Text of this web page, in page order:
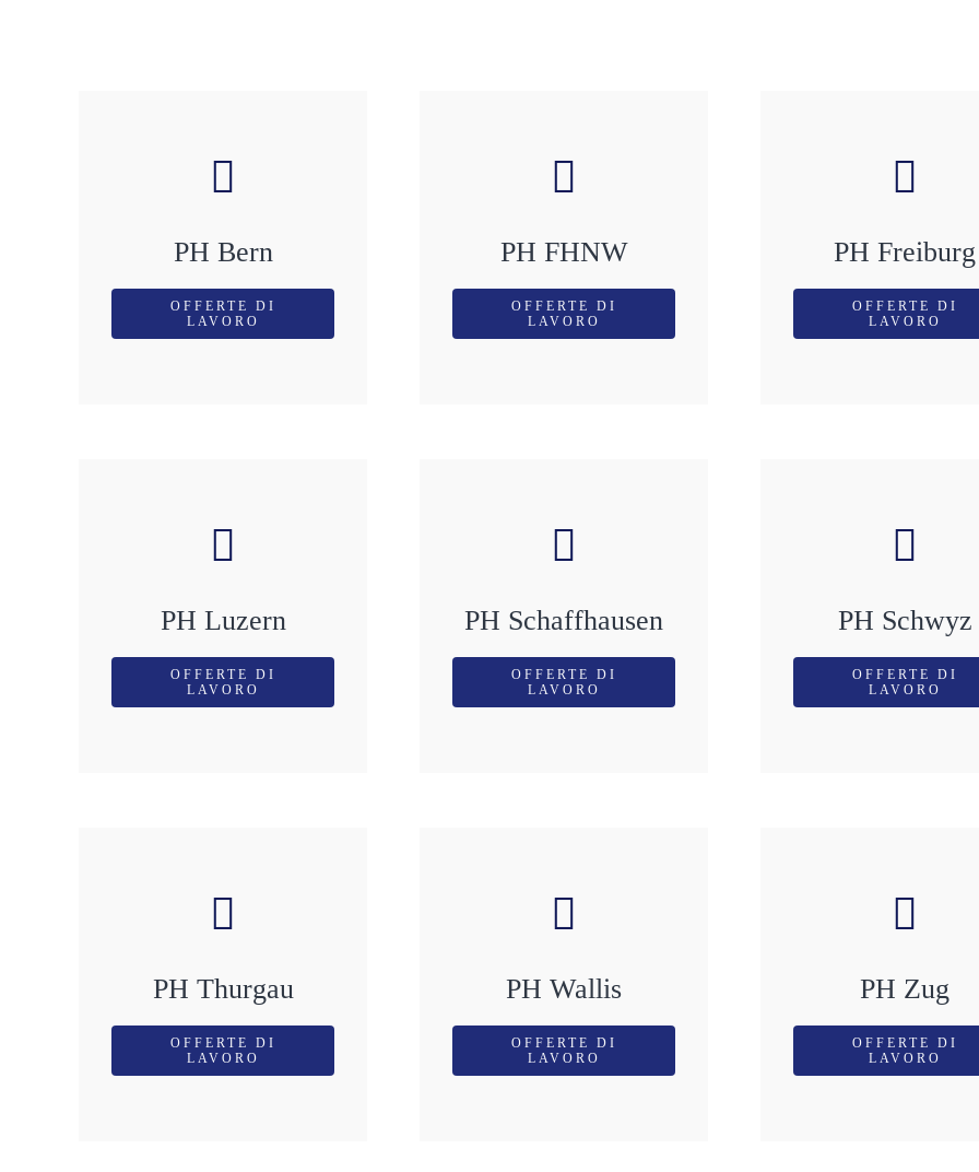
PH Bern
OFFERTE DI
LAVORO
PH FHNW
OFFERTE DI
LAVORO
PH Freiburg
OFFERTE DI
LAVORO
PH Luzern
OFFERTE DI
LAVORO
PH Schaffhausen
OFFERTE DI
LAVORO
PH Schwyz
OFFERTE DI
LAVORO
PH Thurgau
OFFERTE DI
LAVORO
PH Wallis
OFFERTE DI
LAVORO
PH Zug
OFFERTE DI
LAVORO